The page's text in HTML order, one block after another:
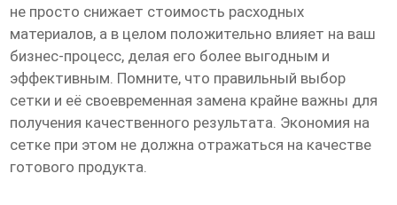
не просто снижает стоимость расходных
материалов, а в целом положительно влияет на ваш
бизнес-процесс, делая его более выгодным и
эффективным. Помните, что правильный выбор
сетки и её своевременная замена крайне важны для
получения качественного результата. Экономия на
сетке при этом не должна отражаться на качестве
готового продукта.